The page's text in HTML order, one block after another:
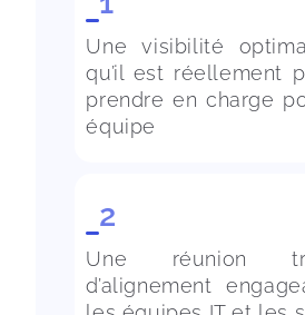
Une visibilité
qu’il est réellement
prendre en charge
2
Une réunion
d’alignement